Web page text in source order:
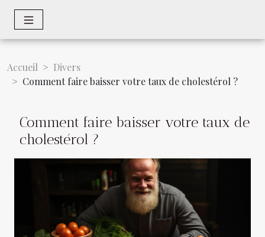
Accueil
Divers
Comment faire baisser votre taux de cholestérol ?
Comment faire baisser votre taux de
cholestérol ?